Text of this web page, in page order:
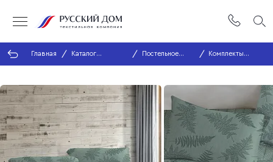
Главная
Каталог
продукции
Постельное
белье
Комплекты
постельного